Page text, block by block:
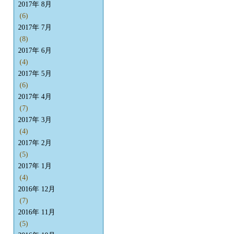
2017年 8月
(6)
2017年 7月
(8)
2017年 6月
(4)
2017年 5月
(6)
2017年 4月
(7)
2017年 3月
(4)
2017年 2月
(5)
2017年 1月
(4)
2016年 12月
(7)
2016年 11月
(5)